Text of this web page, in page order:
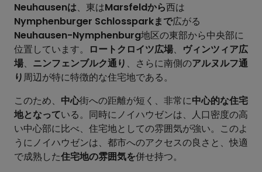
Neuhausenは、東はMarsfeldから西は
Nymphenburger Schlossparkまで広がる
Neuhausen-Nymphenburg地区の東部から中央部に
位置しています。
ロートクロイツ広場、 ヴィンツィア広
場、 ニンフェンブルク通り 、さらに南側のアルヌルフ通
り周辺が特に特徴的な住宅地である。
このため、 中心街への距離が短く、非常に中心的な住宅
地となっている。同時にノイハウゼンは、人口密度の高
い中心部に比べ、住宅地としての雰囲気が強い。このよ
うにノイハウゼンは、都市へのアクセスの良さと、快適
で成熟した住宅地の雰囲気を併せ持つ。